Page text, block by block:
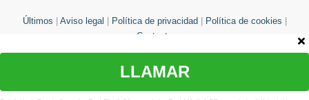
Últimos Aviso legal Política de privacidad Política de cookies
Contacto
¿Te hemos ayudado?
LLAMAR